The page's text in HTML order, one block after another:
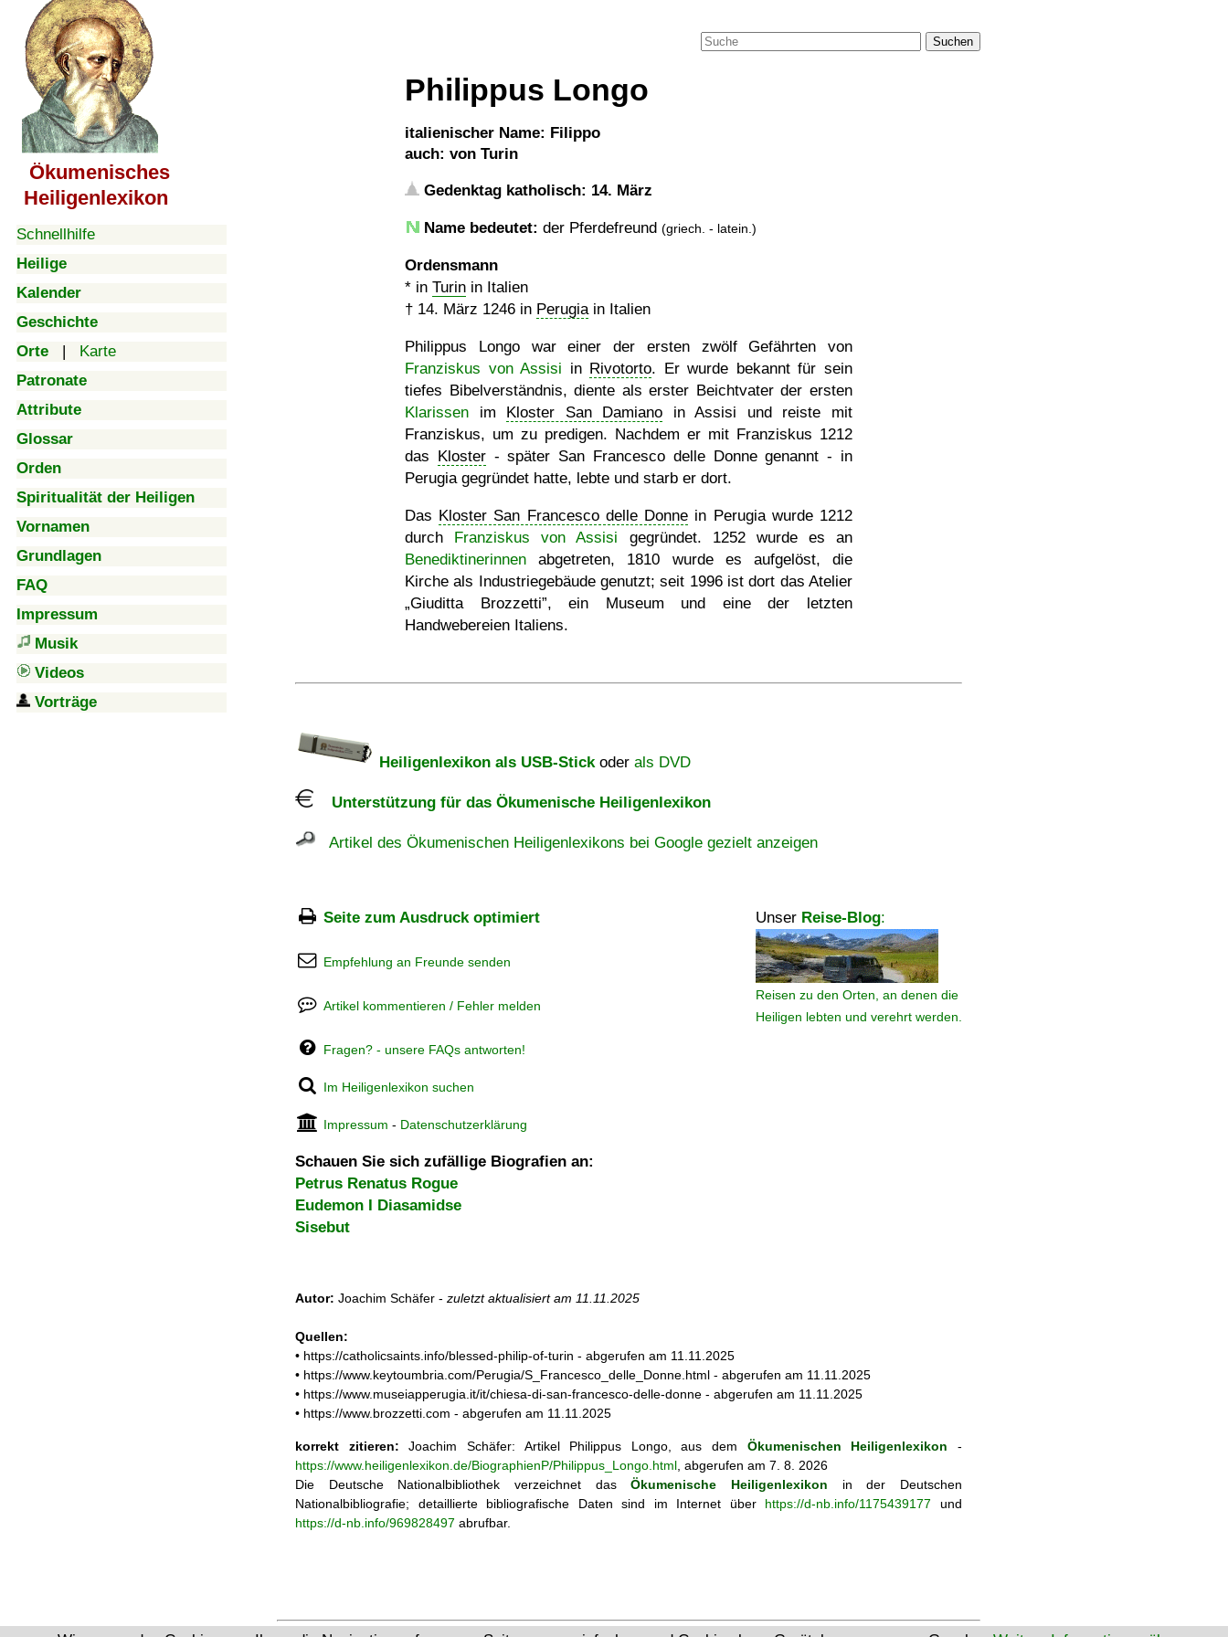
Ökumenisches
Heiligenlexikon
Schnellhilfe
Heilige
Kalender
Geschichte
Orte | Karte
Patronate
Attribute
Glossar
Orden
Spiritualität der Heiligen
Vornamen
Grundlagen
FAQ
Impressum
Musik
Videos
Vorträge
Suchen
Philippus Longo
italienischer Name: Filippo
auch: von Turin
Gedenktag katholisch: 14. März
Name bedeutet: der Pferdefreund (griech. - latein.)
Ordensmann
* in Turin in Italien
† 14. März 1246 in Perugiain Italien
Philippus Longo war einer der ersten zwölf Gefährten von
Franziskus von Assisi in Rivotorto. Er wurde bekannt für sein
tiefes Bibelverständnis, diente als erster Beichtvater der ersten
Klarissen im Kloster San Damiano in Assisi und reiste mit
Franziskus, um zu predigen. Nachdem er mit Franziskus 1212
das Kloster- später San Francesco delle Donne genannt - in
Perugia gegründet hatte, lebte und starb er dort.
Das Kloster San Francesco delle Donne in Perugia wurde 1212
durch Franziskus von Assisi gegründet. 1252 wurde es an
Benediktinerinnen abgetreten, 1810 wurde es aufgelöst, die
Kirche als Industriegebäude genutzt; seit 1996 ist dort das Atelier
Giuditta Brozzetti , ein Museum und eine der letzten
Handwebereien Italiens.
Heiligenlexikon als USB-Stickoder als DVD
Unterstützung für das Ökumenische Heiligenlexikon
Artikel des Ökumenischen Heiligenlexikons bei Google gezielt anzeigen
Seite zum Ausdruck optimiert Unser Reise-Blog:
Reisen zu den Orten, an denen die
Heiligen lebten und verehrt werden.
Empfehlung an Freunde senden
Artikel kommentieren / Fehler melden
Fragen? - unsere FAQs antworten!
Im Heiligenlexikon suchen
Impressum - Datenschutzerklärung
Schauen Sie sich zufällige Biografien an:
Petrus Renatus Rogue
Eudemon I Diasamidse
Sisebut
Autor: Joachim Schäfer - zuletzt aktualisiert am 11.11.2025
Quellen:
• https://catholicsaints.info/blessed-philip-of-turin - abgerufen am 11.11.2025
• https://www.keytoumbria.com/Perugia/S_Francesco_delle_Donne.html - abgerufen am 11.11.2025
• https://www.museiapperugia.it/it/chiesa-di-san-francesco-delle-donne - abgerufen am 11.11.2025
• https://www.brozzetti.com - abgerufen am 11.11.2025
korrekt zitieren: Joachim Schäfer: Artikel Philippus Longo, aus dem Ökumenischen Heiligenlexikon -
https://www.heiligenlexikon.de/BiographienP/Philippus_Longo.html , abgerufen am 7. 8. 2026
Die Deutsche Nationalbibliothek verzeichnet dasÖkumenische Heiligenlexikon in der Deutschen
Nationalbibliografie; detaillierte bibliografische Daten sind im Internet über https://d-nb.info/1175439177 und
https://d-nb.info/969828497 abrufbar.